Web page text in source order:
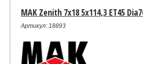
MAK Zenith 7x18 5x114,3 ET45
Артикул: 18893